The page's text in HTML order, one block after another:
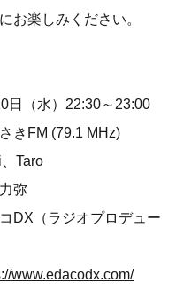
お楽しみください。
）22:30～23:00
(79.1 MHz)
弥
（ラジオプロデュー
www.edacodx.com/